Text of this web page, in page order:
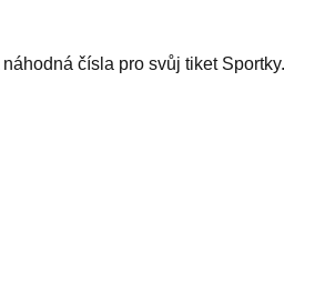
čísla pro svůj tiket Sportky.